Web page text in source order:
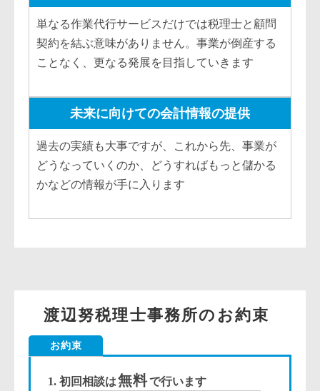
単なる作業代行サービスだけでは税理士と顧問
契約を結ぶ意味がありません。事業が倒産する
ことなく、更なる発展を目指していきます
未来に向けての会計情報の提供
過去の実績も大事ですが、これから先、事業が
どうなっていくのか、どうすればもっと儲かる
かなどの情報が手に入ります
渡辺努税理士事務所のお約束
お約束
初回相談は無料で行います